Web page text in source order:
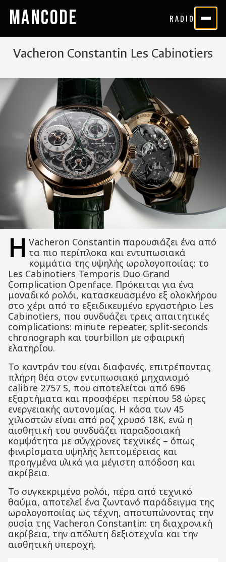
MANCODE RADIO
Vacheron Constantin Les Cabinotiers
Η Vacheron Constantin παρουσιάζει ένα από
τα πιο περίπλοκα και εντυπωσιακά
κομμάτια της υψηλής ωρολογοποιίας: το
Les Cabinotiers Temporis Duo Grand
Complication Openface. Πρόκειται για ένα
μοναδικό ρολόι, κατασκευασμένο εξ ολοκλήρου
στο χέρι από το εξειδικευμένο εργαστήριο Les
Cabinotiers, που συνδυάζει τρεις απαιτητικές
complications: minute repeater, split-seconds
chronograph και tourbillon με σφαιρική
ελατηρίου.
Το καντράν του είναι διαφανές, επιτρέποντας
πλήρη θέα στον εντυπωσιακό μηχανισμό
calibre 2757 S, που αποτελείται από 696
εξαρτήματα και προσφέρει περίπου 58 ώρες
ενεργειακής αυτονομίας. Η κάσα των 45
χιλιοστών είναι από ροζ χρυσό 18Κ, ενώ η
αισθητική του συνδυάζει παραδοσιακή
κομψότητα με σύγχρονες τεχνικές – όπως
φινιρίσματα υψηλής λεπτομέρειας και
προηγμένα υλικά για μέγιστη απόδοση και
ακρίβεια.
Το συγκεκριμένο ρολόι, πέρα από τεχνικό
θαύμα, αποτελεί ένα ζωντανό παράδειγμα της
ωρολογοποιίας ως τέχνη, αποτυπώνοντας την
ουσία της Vacheron Constantin: τη διαχρονική
ακρίβεια, την απόλυτη δεξιοτεχνία και την
αισθητική υπεροχή.